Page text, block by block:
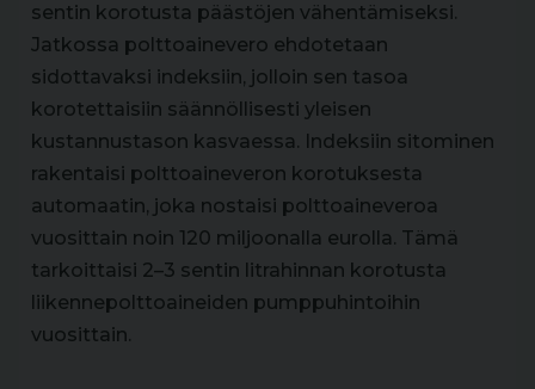
sentin korotusta päästöjen vähentämiseksi.
Jatkossa polttoainevero ehdotetaan
sidottavaksi indeksiin, jolloin sen tasoa
korotettaisiin säännöllisesti yleisen
kustannustason kasvaessa. Indeksiin sitominen
rakentaisi polttoaineveron korotuksesta
automaatin, joka nostaisi polttoaineveroa
vuosittain noin 120 miljoonalla eurolla. Tämä
tarkoittaisi 2–3 sentin litrahinnan korotusta
liikennepolttoaineiden pumppuhintoihin
vuosittain.